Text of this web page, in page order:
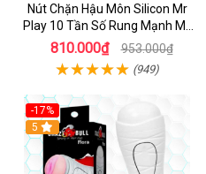
Nút Chặn Hậu Môn Silicon Mr
Play 10 Tần Số Rung Mạnh Mẽ
Kích Thích
810.000₫ 953.000₫
(949)
-17%
5